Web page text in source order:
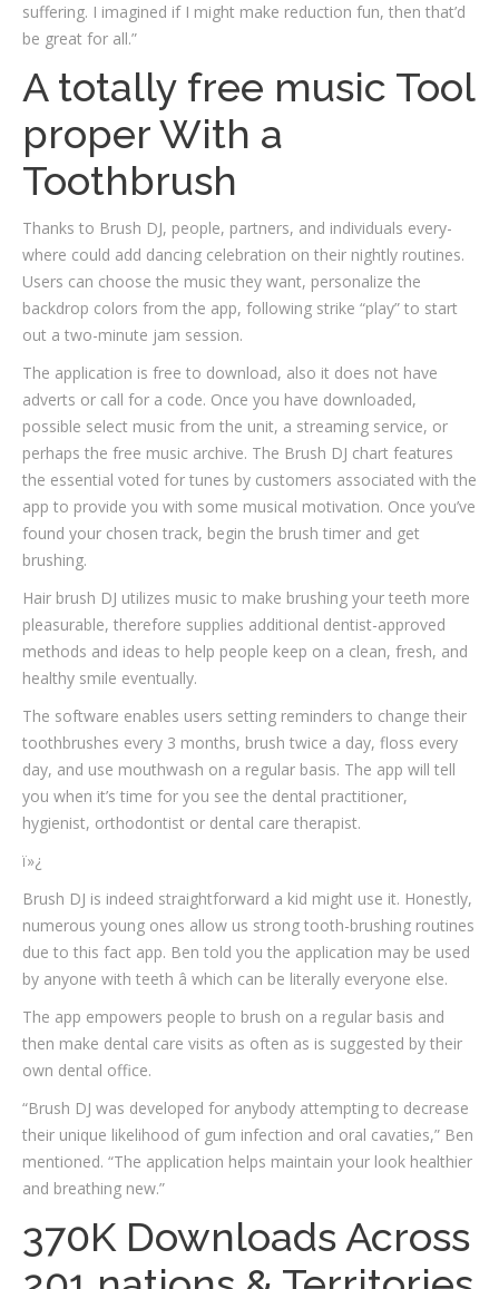
suffering. I imagined if I might make reduction fun, then that’d
be great for all.”
A totally free music Tool
proper With a
Toothbrush
Thanks to Brush DJ, people, partners, and individuals every-
where could add dancing celebration on their nightly routines.
Users can choose the music they want, personalize the
backdrop colors from the app, following strike “play” to start
out a two-minute jam session.
The application is free to download, also it does not have
adverts or call for a code. Once you have downloaded,
possible select music from the unit, a streaming service, or
perhaps the free music archive. The Brush DJ chart features
the essential voted for tunes by customers associated with the
app to provide you with some musical motivation. Once you’ve
found your chosen track, begin the brush timer and get
brushing.
Hair brush DJ utilizes music to make brushing your teeth more
pleasurable, therefore supplies additional dentist-approved
methods and ideas to help people keep on a clean, fresh, and
healthy smile eventually.
The software enables users setting reminders to change their
toothbrushes every 3 months, brush twice a day, floss every
day, and use mouthwash on a regular basis. The app will tell
you when it’s time for you see the dental practitioner,
hygienist, orthodontist or dental care therapist.
ï»¿
Brush DJ is indeed straightforward a kid might use it. Honestly,
numerous young ones allow us strong tooth-brushing routines
due to this fact app. Ben told you the application may be used
by anyone with teeth â which can be literally everyone else.
The app empowers people to brush on a regular basis and
then make dental care visits as often as is suggested by their
own dental office.
“Brush DJ was developed for anybody attempting to decrease
their unique likelihood of gum infection and oral cavaties,” Ben
mentioned. “The application helps maintain your look healthier
and breathing new.”
370K Downloads Across